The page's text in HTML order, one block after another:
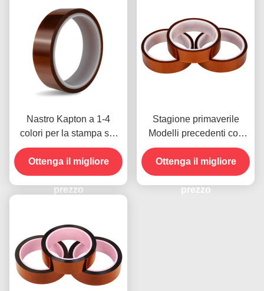
Nastro Kapton a 1-4
colori per la stampa sul
lato anteriore
Ottenga il migliore
prezzo
Stagione primaverile
Modelli precedenti con
resistenza all'umidità e
resistenza alla buccia
2.5N/25mm
Ottenga il migliore
prezzo